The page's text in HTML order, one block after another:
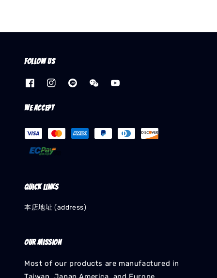
Follow us
We accept
Quick links
本店地址 (address)
Our mission
Most of our products are manufactured in